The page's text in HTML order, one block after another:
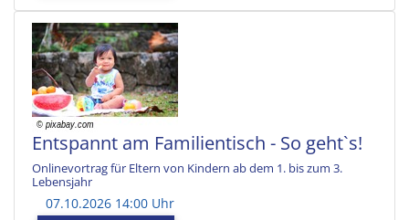
Entspannt am Familientisch - So geht`s!
Onlinevortrag für Eltern von Kindern ab dem 1. bis zum 3.
Lebensjahr
07.10.2026 14:00 Uhr